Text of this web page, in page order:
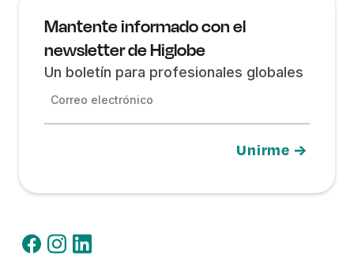
Mantente informado con el
newsletter de Higlobe
Un boletín para profesionales globales
Correo electrónico